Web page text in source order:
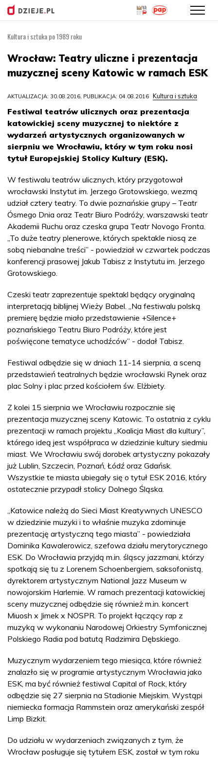
treści
Kultura i sztuka po 1989 roku
Wrocław: Teatry uliczne i prezentacja
muzycznej sceny Katowic w ramach ESK
AKTUALIZACJA: 30.08.2016, PUBLIKACJA: 04.08.2016 Kultura i sztuka
Festiwal teatrów ulicznych oraz prezentacja
katowickiej sceny muzycznej to niektóre z
wydarzeń artystycznych organizowanych w
sierpniu we Wrocławiu, który w tym roku nosi
tytuł Europejskiej Stolicy Kultury (ESK).
W festiwalu teatrów ulicznych, który przygotował
wrocławski Instytut im. Jerzego Grotowskiego, wezmą
udział cztery teatry. To dwie poznańskie grupy – Teatr
Ósmego Dnia oraz Teatr Biuro Podróży, warszawski teatr
Akademii Ruchu oraz czeska grupa Teatr Novogo Fronta.
„To duże teatry plenerowe, których spektakle niosą ze
sobą niebanalne treści” - powiedział w czwartek podczas
konferencji prasowej Jakub Tabisz z Instytutu im. Jerzego
Grotowskiego.
Czeski teatr zaprezentuje spektakl będący oryginalną
interpretacją biblijnej Wieży Babel. „Na festiwalu polską
premierę będzie miało przedstawienie +Silence+
poznańskiego Teatru Biuro Podróży, które jest
poświęcone tematyce uchodźców” - dodał Tabisz.
Festiwal odbędzie się w dniach 11-14 sierpnia, a sceną
przedstawień teatralnych będzie wrocławski Rynek oraz
plac Solny i plac przed kościołem św. Elżbiety.
Z kolei 15 sierpnia we Wrocławiu rozpocznie się
prezentacja muzycznej sceny Katowic. To ostatnia z cyklu
prezentacji w ramach projektu „Koalicja Miast dla kultury”,
którego ideą jest współpraca w dziedzinie kultury siedmiu
miast. We Wrocławiu swój dorobek artystyczny pokazały
już Lublin, Szczecin, Poznań, Łódź oraz Gdańsk.
Wszystkie te miasta ubiegały się o tytuł ESK 2016, który
ostatecznie przypadł stolicy Dolnego Śląska.
„Katowice należą do Sieci Miast Kreatywnych UNESCO
w dziedzinie muzyki i to właśnie muzyka zdominuje
prezentację artystyczną tego miasta” - powiedziała
Dominika Kawalerowicz, szefowa działu merytorycznego
ESK. Do Wrocławia przyjdą m.in. śląscy jazzmani, którzy
spotkają się tu z Lorenem Schoenbergiem, saksofonistą,
dyrektorem artystycznym National Jazz Museum w
nowojorskim Harlemie. W ramach prezentacji katowickiej
sceny muzycznej odbędzie się również m.in. koncert
Miuosh x Jimek x NOSPR. To projekt łączący rap z
muzyką w wykonaniu Narodowej Orkiestry Symfonicznej
Polskiego Radia pod batutą Radzimira Dębskiego.
Muzycznym wydarzeniem tego miesiąca, które również
znalazło się w programie artystycznym Wrocławia jako
ESK, ma być również festiwal Capital of Rock, który
odbędzie się 27 sierpnia na Stadionie Miejskim. Wystąpi
niemiecka formacja Rammstein oraz amerykański zespół
Limp Bizkit.
Do udziału w wydarzeniach związanych z tym, że
Wrocław posługuje się tytułem ESK, został w tym roku